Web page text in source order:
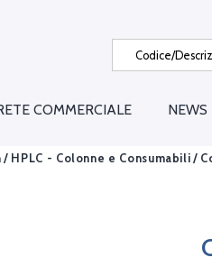
COMMERCIALE NEWS
/ HPLC - Colonne e Consumabili /